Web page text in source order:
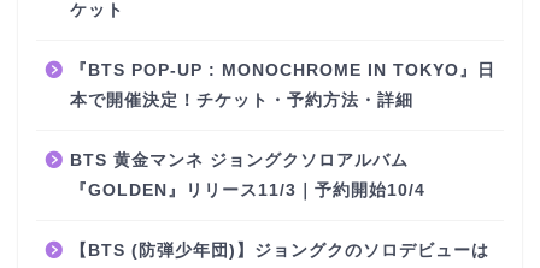
ケット
『BTS POP-UP : MONOCHROME IN TOKYO』日
本で開催決定！チケット・予約方法・詳細
BTS 黄金マンネ ジョングクソロアルバム
『GOLDEN』リリース11/3｜予約開始10/4
【BTS (防弾少年団)】ジョングクのソロデビューは